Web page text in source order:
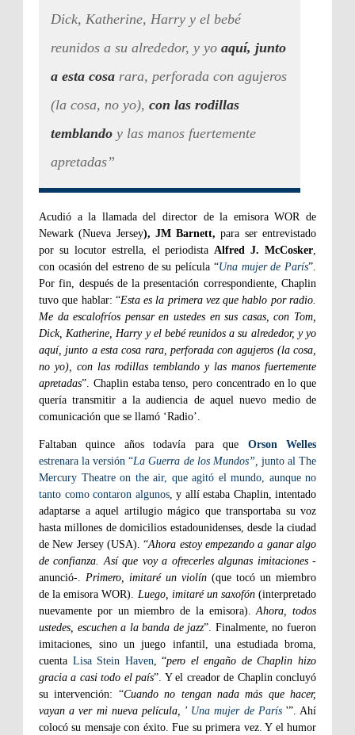
Dick, Katherine, Harry y el bebé
reunidos a su alrededor, y yo aquí, junto
a esta cosa rara, perforada con agujeros
(la cosa, no yo), con las rodillas
temblando y las manos fuertemente
apretadas”
Acudió a la llamada del director de la emisora WOR de
Newark (Nueva Jersey), JM Barnett, para ser entrevistado
por su locutor estrella, el periodistaAlfred J. McCosker,
con ocasión del estreno de su película “Una mujer de París”.
Por fin, después de la presentación correspondiente, Chaplin
tuvo que hablar: “Esta es la primera vez que hablo por radio.
Me da escalofríos pensar en ustedes en sus casas, con Tom,
Dick, Katherine, Harry y el bebé reunidos a su alrededor, y yo
aquí, junto a esta cosa rara, perforada con agujeros (la cosa,
no yo), con las rodillas temblando y las manos fuertemente
apretadas”. Chaplin estaba tenso, pero concentrado en lo que
quería transmitir a la audiencia de aquel nuevo medio de
comunicación que se llamó ‘Radio’.
Faltaban quince años todavía para que Orson Welles
estrenara la versión “La Guerra de los Mundos”, junto al The
Mercury Theatre on the air, que agitó el mundo, aunque no
tanto como contaron algunos, y allí estaba Chaplin, intentado
adaptarse a aquel artilugio mágico que transportaba su voz
hasta millones de domicilios estadounidenses, desde la ciudad
de New Jersey (USA). “Ahora estoy empezando a ganar algo
de confianza. Así que voy a ofrecerles algunas imitaciones-
anunció-. Primero, imitaré un violín (que tocó un miembro
de la emisora WOR). Luego, imitaré un saxofón(interpretado
nuevamente por un miembro de la emisora).Ahora, todos
ustedes, escuchen a la banda de jazz”. Finalmente, no fueron
imitaciones, sino un juego infantil, una estudiada broma,
cuenta Lisa Stein Haven, “pero el engaño de Chaplin hizo
gracia a casi todo el país”. Y el creador de Chaplin concluyó
su intervención: “Cuando no tengan nada más que hacer,
vayan a ver mi nueva película, ' Una mujer de París'”. Ahí
colocó su mensaje con éxito. Fue su primera vez. Y el humor